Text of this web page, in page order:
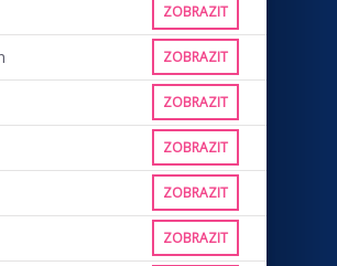
ZOBRAZIT
ZOBRAZIT
ZOBRAZIT
ZOBRAZIT
ZOBRAZIT
ZOBRAZIT